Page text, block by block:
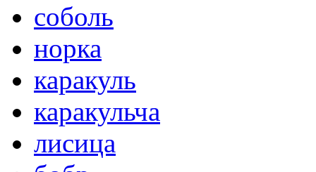
соболь
норка
каракуль
каракульча
лисица